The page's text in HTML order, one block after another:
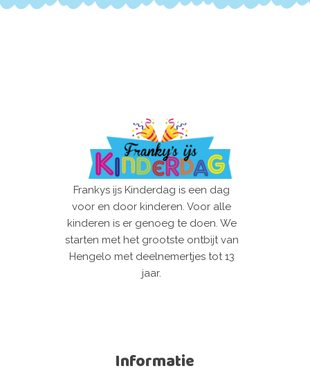
Frankys ijs Kinderdag is een dag
voor en door kinderen. Voor alle
kinderen is er genoeg te doen. We
starten met het grootste ontbijt van
Hengelo met deelnemertjes tot 13
jaar.
Informatie